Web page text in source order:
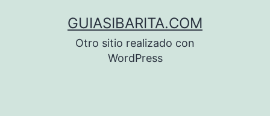
GUIASIBARITA.COM
Otro sitio realizado con
WordPress